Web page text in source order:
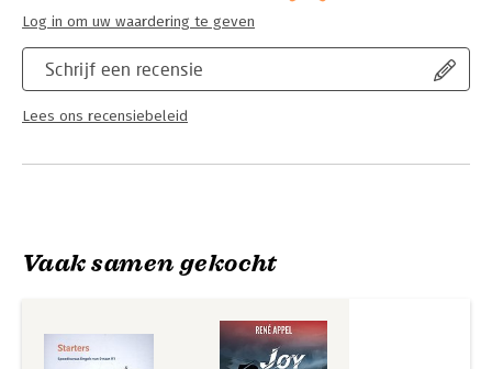
Schrijf een recensie
Lees ons recensiebeleid
Log in om uw waardering te geven
Vaak samen gekocht